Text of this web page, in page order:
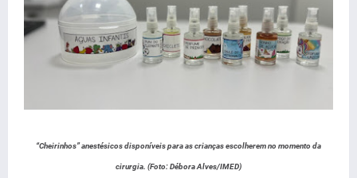
“Cheirinhos” anestésicos disponíveis para as crianças escolherem no momento da
cirurgia. (Foto: Débora Alves/IMED)